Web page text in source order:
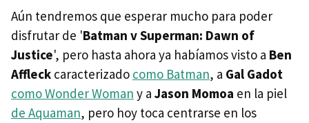
Aún tendremos que esperar mucho para poder
disfrutar de 'Batman v Superman: Dawn of
Justice', pero hasta ahora ya habíamos visto a Ben
Affleck caracterizado como Batman, a Gal Gadot
como Wonder Woman y a Jason Momoa en la piel
de Aquaman, pero hoy toca centrarse en los